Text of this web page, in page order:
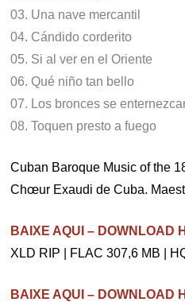
03. Una nave mercantil
04. Cándido corderito
05. Si al ver en el Oriente
06. Qué niño tan bello
07. Los bronces se
08. Toquen presto a fuego
Cuban Baroque Music of the
Chœur Exaudi de Cuba.
BAIXE AQUI – DOWNLOAD
XLD RIP | FLAC 307,6 MB |
BAIXE AQUI – DOWNLOAD